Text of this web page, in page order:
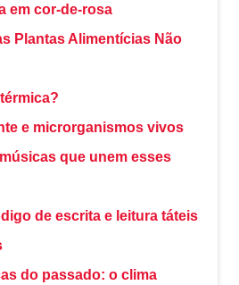
em cor-de-rosa
Plantas Alimentícias Não
e microrganismos vivos
que unem esses
de escrita e leitura táteis
do passado: o clima